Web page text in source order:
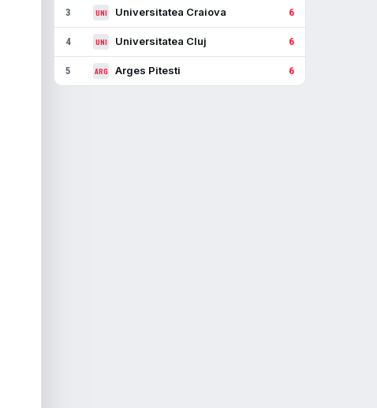
3 UNI Universitatea Craiova 6
4 UNI Universitatea Cluj 6
5 ARG Arges Pitesti 6